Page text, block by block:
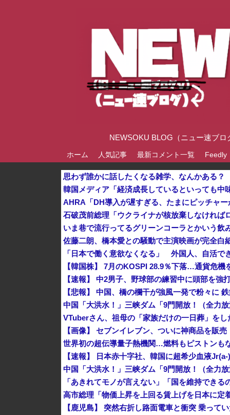
NEWSOKU BLOG（ニュー速ブ
ホーム 人気記事 最新コメント一覧 Feedly
思わず誰かに話したくなる雑学、なんかある？
石破茂前総理「ウクライナが核放棄しなければ
いま巷で流行ってるグリーンコーラとかいう飲
佐藤二朗、橋本愛との騒動で主演映画が完全白
【韓国株】 7月のKOSPI 28.9％下落…通貨危機
VTuberさん、祖母の「家族だけの一日葬」をし
【画像】 セブンイレブン、ついに神商品を販売
世界初の超伝導量子熱機関…燃料もピストンも